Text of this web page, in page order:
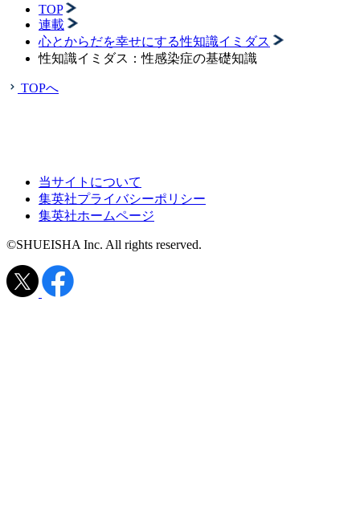
TOP
連載
心とからだを幸せにする性知識イミダス
性知識イミダス：性感染症の基礎知識
TOPへ
当サイトについて
集英社プライバシーポリシー
集英社ホームページ
©SHUEISHA Inc. All rights reserved.